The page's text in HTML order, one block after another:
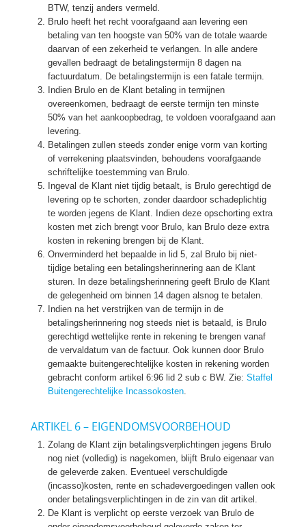
BTW, tenzij anders vermeld.
Brulo heeft het recht voorafgaand aan levering een
betaling van ten hoogste van 50% van de totale waarde
daarvan of een zekerheid te verlangen. In alle andere
gevallen bedraagt de betalingstermijn 8 dagen na
factuurdatum. De betalingstermijn is een fatale termijn.
Indien Brulo en de Klant betaling in termijnen
overeenkomen, bedraagt de eerste termijn ten minste
50% van het aankoopbedrag, te voldoen voorafgaand aan
levering.
Betalingen zullen steeds zonder enige vorm van korting
of verrekening plaatsvinden, behoudens voorafgaande
schriftelijke toestemming van Brulo.
Ingeval de Klant niet tijdig betaalt, is Brulo gerechtigd de
levering op te schorten, zonder daardoor schadeplichtig
te worden jegens de Klant. Indien deze opschorting extra
kosten met zich brengt voor Brulo, kan Brulo deze extra
kosten in rekening brengen bij de Klant.
Onverminderd het bepaalde in lid 5, zal Brulo bij niet-
tijdige betaling een betalingsherinnering aan de Klant
sturen. In deze betalingsherinnering geeft Brulo de Klant
de gelegenheid om binnen 14 dagen alsnog te betalen.
Indien na het verstrijken van de termijn in de
betalingsherinnering nog steeds niet is betaald, is Brulo
gerechtigd wettelijke rente in rekening te brengen vanaf
de vervaldatum van de factuur. Ook kunnen door Brulo
gemaakte buitengerechtelijke kosten in rekening worden
gebracht conform artikel 6:96 lid 2 sub c BW. Zie: Staffel
Buitengerechtelijke Incassokosten
ARTIKEL 6 – EIGENDOMSVOORBEHOUD
Zolang de Klant zijn betalingsverplichtingen jegens Brulo
nog niet (volledig) is nagekomen, blijft Brulo eigenaar van
de geleverde zaken. Eventueel verschuldigde
(incasso)kosten, rente en schadevergoedingen vallen ook
onder betalingsverplichtingen in de zin van dit artikel.
De Klant is verplicht op eerste verzoek van Brulo de